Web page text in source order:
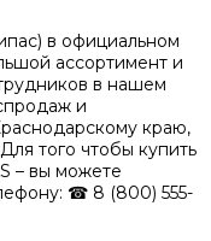
в официальном
ассортимент и
в нашем
и
краю,
того чтобы купить
– вы можете
☎ 8 (800) 555-